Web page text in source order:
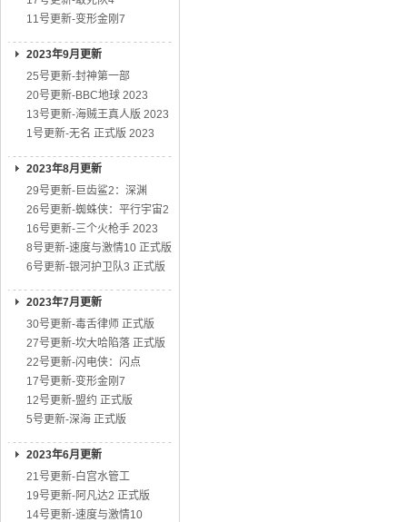
11号更新-变形金刚7
2023年9月更新
25号更新-封神第一部
20号更新-BBC地球 2023
13号更新-海贼王真人版 2023
1号更新-无名 正式版 2023
2023年8月更新
29号更新-巨齿鲨2：深渊
26号更新-蜘蛛侠：平行宇宙2
16号更新-三个火枪手 2023
8号更新-速度与激情10 正式版
6号更新-银河护卫队3 正式版
2023年7月更新
30号更新-毒舌律师 正式版
27号更新-坎大哈陷落 正式版
22号更新-闪电侠：闪点
17号更新-变形金刚7
12号更新-盟约 正式版
5号更新-深海 正式版
2023年6月更新
21号更新-白宫水管工
19号更新-阿凡达2 正式版
14号更新-速度与激情10